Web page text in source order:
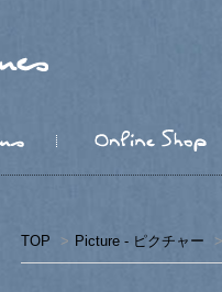
TOP > Picture - ピクチャー >